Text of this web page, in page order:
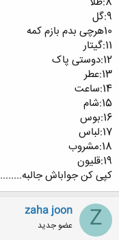
9:گل
10هرچی بدم بازم کمه
11:گیتار
12:دوستی پاک
13:عطر
14:ساعت
15:شام
16:بوس
17:لباس
18:مشروب
19:قلیون
کپی کن جواباش جالبه........
Z
zaha joon
عضو جدید